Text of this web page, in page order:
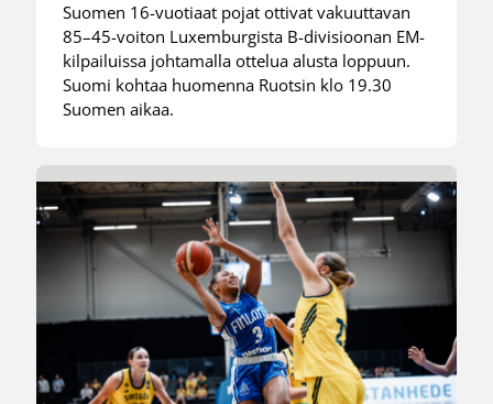
Suomen 16-vuotiaat pojat ottivat vakuuttavan
85–45-voiton Luxemburgista B-divisioonan EM-
kilpailuissa johtamalla ottelua alusta loppuun.
Suomi kohtaa huomenna Ruotsin klo 19.30
Suomen aikaa.